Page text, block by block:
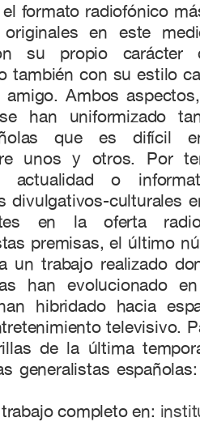
formato radiofónico
en este
su propio carácter
también con su estilo
amigo. Ambos
han uniformizado
que es difícil
unos y otros. Por
actualidad o
divulgativos-culturales
en la oferta
premisas, el último
un trabajo realizado
han evolucionado
hibridado hacia
televisivo.
de la última
generalistas
completo en: